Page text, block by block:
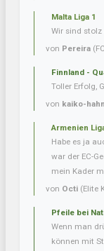
Malta Liga 1
Wir sind
von Pereira
Finnland -
Toller Erfolg,
von kaiko-
Armenien
Habe es ja
war der EC-
mein Kader
von Octi (Elite
Pfeile bei
Wenn man
können mit